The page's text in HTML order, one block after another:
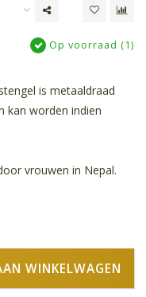
Op voorraad (1)
is metaaldraad
kan worden indien
vrouwen in Nepal.
WINKELWAGEN